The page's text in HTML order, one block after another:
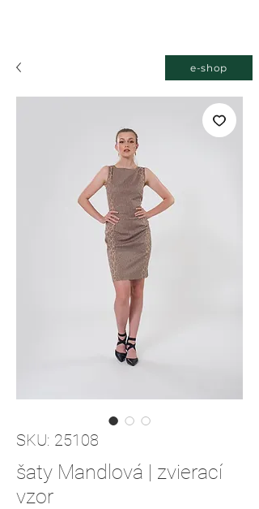
SKU: 25108
šaty Mandlová | zvierací
vzor
e-shop